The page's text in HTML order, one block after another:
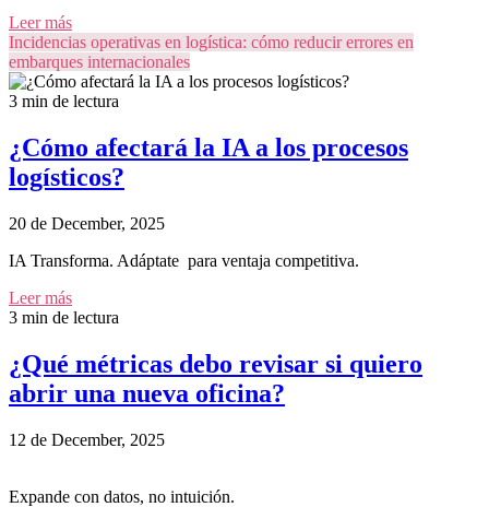
Leer más
Incidencias operativas en logística: cómo reducir errores en
embarques internacionales
3 min de lectura
¿Cómo afectará la IA a los procesos
logísticos?
20 de December, 2025
IA Transforma. Adáptate para ventaja competitiva.
Leer más
3 min de lectura
¿Qué métricas debo revisar si quiero
abrir una nueva oficina?
12 de December, 2025
Expande con datos, no intuición.